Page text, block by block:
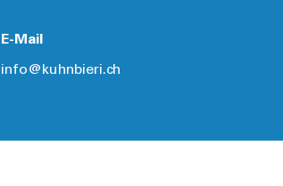
E-Mail
info@kuhnbieri.ch